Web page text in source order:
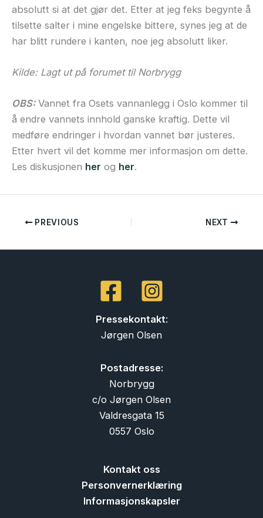
absolutt si at det gjør det. Etter at jeg feks begynte å
tilsette salter i mine engelske bittere, synes jeg at de
har blitt rundere i kanten, noe jeg absolutt liker.
Kilde: Lagt ut på forumet til Norbrygg
OBS:Vannet fra Osets vannanlegg i Oslo kommer til
å endre vannets innhold ganske kraftig. Dette vil
medføre endringer i hvordan vannet bør justeres.
Etter hvert vil det komme mer informasjon om dette.
Les diskusjonen her og her.
PREVIOUS NEXT
Pressekontakt:
Jørgen Olsen
Postadresse:
Norbrygg
c/o Jørgen Olsen
Valdresgata 15
0557 Oslo
Kontakt oss
Personvernerklæring
Informasjonskapsler